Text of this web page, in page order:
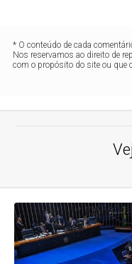
* O conteúdo de cada
Nos reservamos ao direito de
com o propósito do site ou que